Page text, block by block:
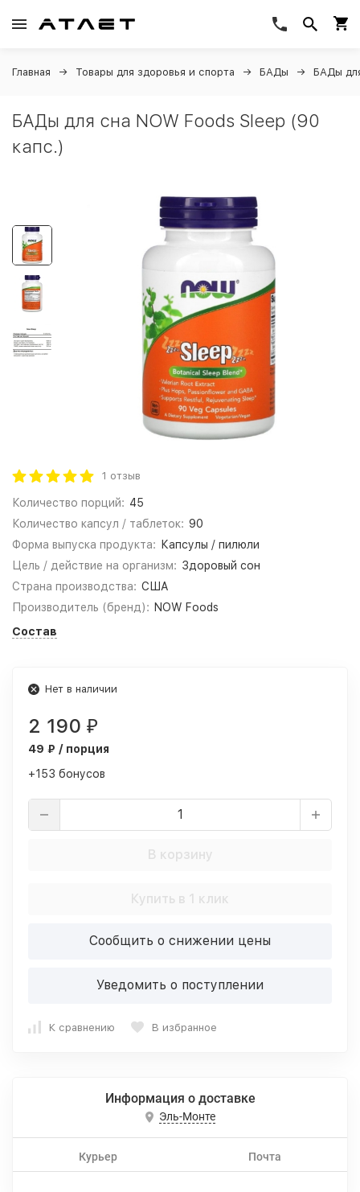
Главная Товары для здоровья и спорта БАДы БАДы
БАДы для сна NOW Foods Sleep (90
капс.)
1 отзыв
Количество порций: 45
Количество капсул / таблеток: 90
Форма выпуска продукта:
Капсулы / пилюли
Цель / действие на организм: Здоровый сон
Страна производства: США
Производитель (бренд): NOW Foods
Состав
Нет в наличии
2 190 ₽
49 ₽ / порция
+153 бонусов
В корзину
Купить в 1 клик
Сообщить о снижении цены
Уведомить о поступлении
К сравнению В избранное
Информация о доставке
Эль-Монте
Курьер Почта